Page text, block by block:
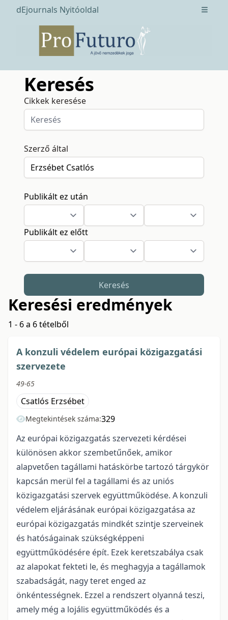
dEjournals Nyitóoldal Open
Keresés
Cikkek keresése
Szerző által
Publikált ez után
Publikált ez előtt
Keresés
Keresési eredmények
1 - 6 a 6 tételből
A konzuli védelem európai közigazgatási
szervezete
49-65
Csatlós Erzsébet
Megtekintések száma:329
Az európai közigazgatás szervezeti kérdései
különösen akkor szembetűnőek, amikor
alapvetően tagállami hatáskörbe tartozó tárgykör
kapcsán merül fel a tagállami és az uniós
közigazgatási szervek együttműködése. A konzuli
védelem eljárásának európai közigazgatása az
európai közigazgatás mindkét szintje szerveinek
és hatóságainak szükségképpeni
együttműködésére épít. Ezek keretszabálya csak
az alapokat fekteti le, és meghagyja a tagállamok
szabadságát, nagy teret enged az
önkéntességnek. Ezzel a rendszert olyanná teszi,
amely még a lojális együttműködés és a